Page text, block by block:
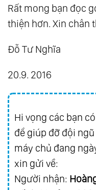
361.Hạnh Phúc
381.Mặc Kệ
401. Bát Chánh
Phúc Pdf
461. Tự Học Reiki
481.Bí Quyết
501.Nông
521.Không Nên
541. Địa Ngục
Rất mong bạn đọc
thiện hơn. Xin chân
Đỗ Tư Nghĩa
20.9. 2016
Hi vọng các bạn
để giúp đỡ đội
máy chủ đang
xin gửi về:
Người nhận: